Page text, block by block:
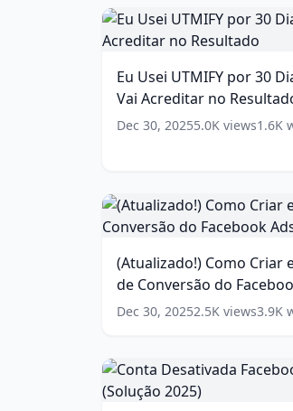
Eu
Usei
UTMIFY
30
Dias
e
Você
no
Resultado (13
Eu Usei UTMIFY por 30
Vai Acreditar no
Dec 30, 20255.0K views1.6K
(Atualizado!)
Como
Criar
Instalar
a
API
de
do
Facebook
Ads (12
(Atualizado!) Como Criar
de Conversão do
Dec 30, 20252.5K views3.9K
Conta
Desativada
Facebook